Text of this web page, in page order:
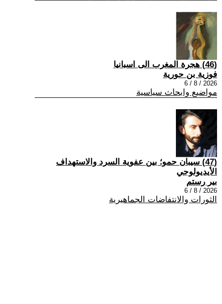
(46) هجرة المغرب الى اسبانيا
فوزية بن حورية
2026 / 8 / 6
مواضيع وابحاث سياسية
(47) سيبان حمو؛ بين عفوية السرد والاستهداف
الأيديولوجي
بير رستم
2026 / 8 / 6
الثورات والانتفاضات الجماهيرية